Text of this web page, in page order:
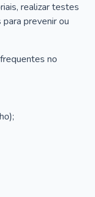
realizar testes
prevenir ou
no